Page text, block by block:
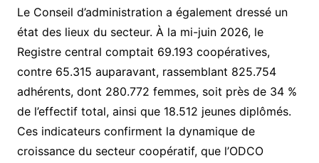
Le Conseil d’administration a également dressé un
état des lieux du secteur. À la mi-juin 2026, le
Registre central comptait 69.193 coopératives,
contre 65.315 auparavant, rassemblant 825.754
adhérents, dont 280.772 femmes, soit près de 34 %
de l’effectif total, ainsi que 18.512 jeunes diplômés.
Ces indicateurs confirment la dynamique de
croissance du secteur coopératif, que l’ODCO